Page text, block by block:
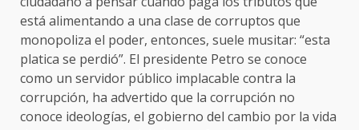
está alimentando a una clase de corruptos que
monopoliza el poder, entonces, suele musitar: “esta
platica se perdió”. El presidente Petro se conoce
como un servidor público implacable contra la
corrupción, ha advertido que la corrupción no
conoce ideologías, el gobierno del cambio por la vida